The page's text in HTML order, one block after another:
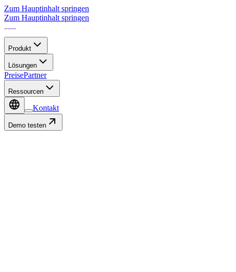
Zum Hauptinhalt springen
Zum Hauptinhalt springen
Produkt
Lösungen
PreisePartner
Ressourcen
Kontakt
Demo testen